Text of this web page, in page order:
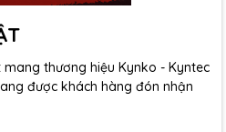
thương hiệu Kynko - Kyntec
được khách hàng đón nhận